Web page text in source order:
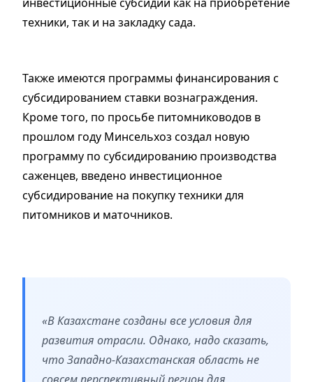
техники, так и на закладку сада.
Также имеются программы финансирования с
субсидированием ставки вознаграждения.
Кроме того, по просьбе питомниководов в
прошлом году Минсельхоз создал новую
программу по субсидированию производства
саженцев, введено инвестиционное
субсидирование на покупку техники для
питомников и маточников.
«В Казахстане созданы все условия для
развития отрасли. Однако, надо сказать,
что Западно-Казахстанская область не